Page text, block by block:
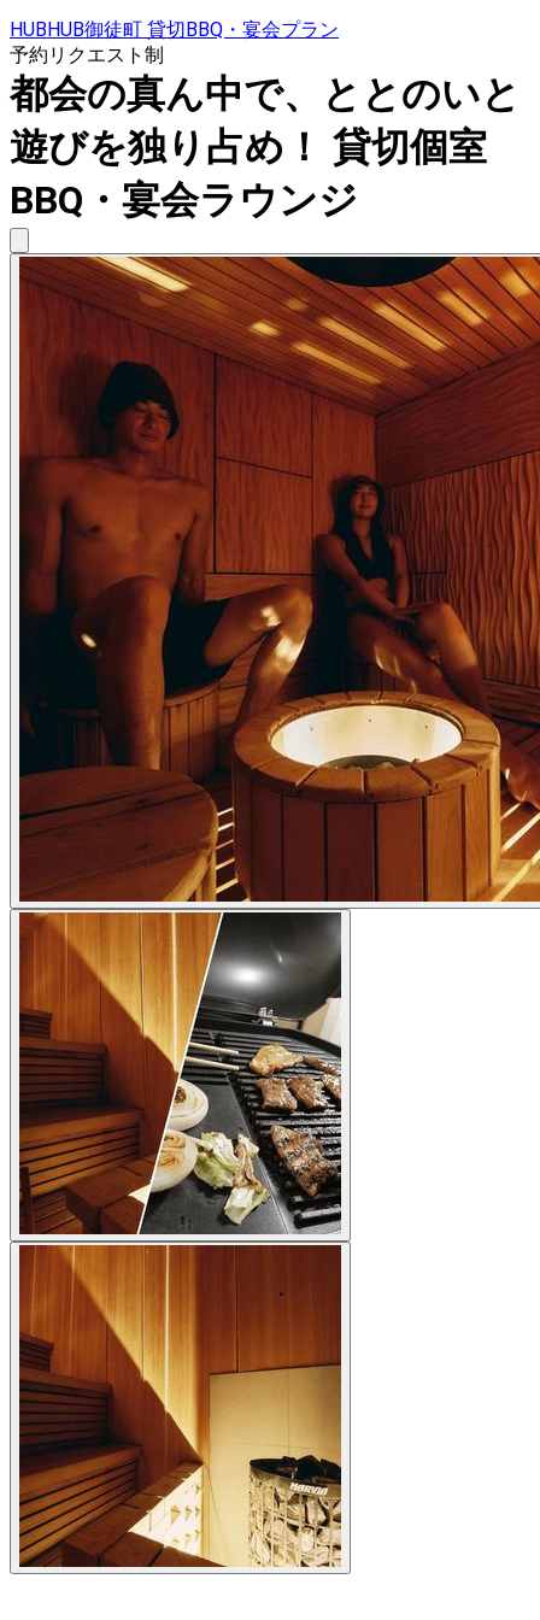
HUBHUB御徒町 貸切BBQ・宴会プラン
予約リクエスト制
都会の真ん中で、ととのいと
遊びを独り占め！ 貸切個室
BBQ・宴会ラウンジ